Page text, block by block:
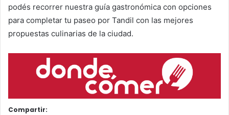
podés recorrer nuestra guía gastronómica con opciones
para completar tu paseo por Tandil con las mejores
propuestas culinarias de la ciudad.
Compartir: